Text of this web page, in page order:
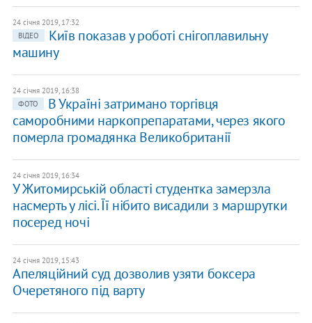
24 січня 2019, 17:32
ВІДЕО
Київ показав у роботі снігоплавильну
машину
24 січня 2019, 16:38
ФОТО
В Україні затримано торгівця
саморобними наркопрепаратами, через якого
померла громадянка Великобританії
24 січня 2019, 16:34
У Житомирській області студентка замерзла
насмерть у лісі. Її нібито висадили з маршрутки
посеред ночі
24 січня 2019, 15:43
Апеляційний суд дозволив узяти боксера
Очеретяного під варту